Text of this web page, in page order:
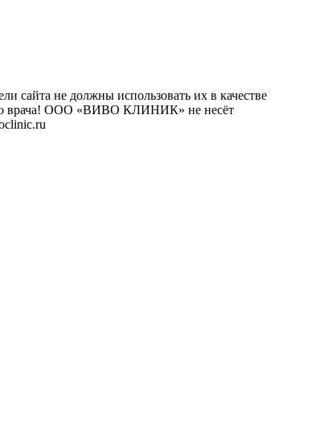
сайта не должны использовать их в качестве
врача! ООО «ВИВО КЛИНИК» не несёт